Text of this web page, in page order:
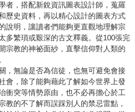
者，搭配新銳資訊圖表設計師，蒐羅
歷史資料，再以精心設計的圖表方式
說明，讓讀者們能夠更直觀地理解宗
多繁瑣或艱深的古文釋義。從100張完
宗教的神祕面紗，直擊信仰對人類的
，無論是否為信徒，也無可避免會接
會，除了能夠藉此了解如今世界上發
衝突等情勢原由，也不必再擔心於工
教的不了解而誤踩別人的禁忌雷點，